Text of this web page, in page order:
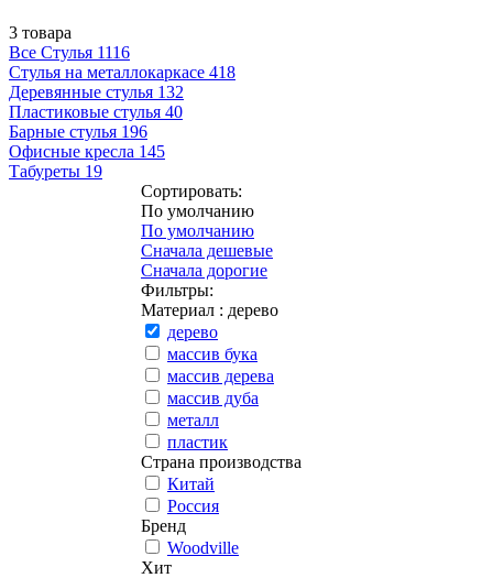
3 товара
Все Стулья 1116
Стулья на металлокаркасе 418
Деревянные стулья 132
Пластиковые стулья 40
Барные стулья 196
Офисные кресла 145
Табуреты 19
Сортировать:
По умолчанию
По умолчанию
Сначала дешевые
Сначала дорогие
Фильтры:
Материал : дерево
дерево
массив бука
массив дерева
массив дуба
металл
пластик
Страна производства
Китай
Россия
Бренд
Woodville
Хит